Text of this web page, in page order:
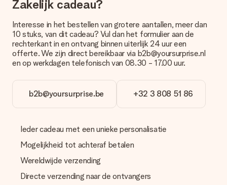
met onze klantenservice.
Betalen
Hoe kan ik mijn bestelling betalen?
Wij bieden de volgende betaalmethodes aan: iDeal, Paypal,
creditcard of handmatige overboeking. Hou bij handmatige
overboeking wel rekening met 3 dagen extra levertijd van je
Cadeau ontvangen
geleverd. Je kunt hiervoor contact opnemen met onze
klantenservice, zij helpen je graag bij het vinden van een
passende oplossing.
Er wordt geen factuur meegestuurd bij je bestelling. Je
Zakelijk cadeau?
Interesse in het bestellen van grotere aantallen, meer dan
10 stuks, van dit cadeau? Vul dan het formulier aan de
rechterkant in en ontvang binnen uiterlijk 24 uur een
offerte. We zijn direct bereikbaar via b2b@yoursurprise.nl
en op werkdagen telefonisch van 08.30 - 17.00 uur.
b2b@yoursurprise.be +32 3 808 51 86
Ieder cadeau met een unieke personalisatie
Mogelijkheid tot achteraf betalen
Wereldwijde verzending
Directe verzending naar de ontvangers